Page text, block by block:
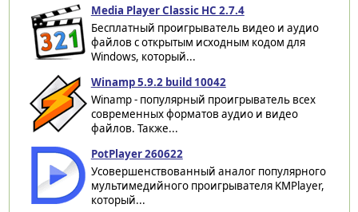
Media Player Classic HC 2.7.4
Бесплатный проигрыватель видео и аудио
файлов с открытым исходным кодом для
Windows, который...
Winamp 5.9.2 build 10042
Winamp - популярный проигрыватель всех
современных форматов аудио и видео
файлов. Также...
PotPlayer 260622
Усовершенствованный аналог популярного
мультимедийного проигрывателя KMPlayer,
который...